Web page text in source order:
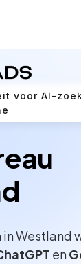
voor AI-
Westland
en